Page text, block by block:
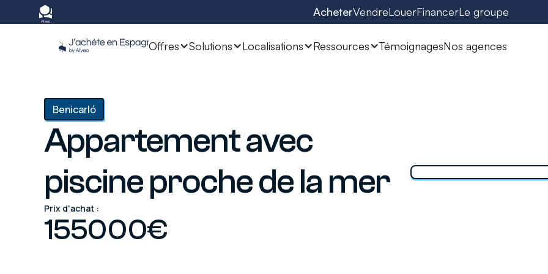
AcheterVendreLouerFinancerLe groupe
Offres Solutions Localisations Ressources TémoignagesNos agences
Benicarló
Appartement avec
piscine proche de la mer
Prix d'achat :
155000€